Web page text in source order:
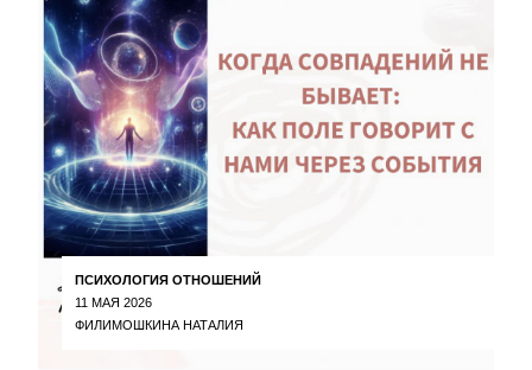
ПСИХОЛОГИЯ ОТНОШЕНИЙ
11 МАЯ 2026
ФИЛИМОШКИНА НАТАЛИЯ